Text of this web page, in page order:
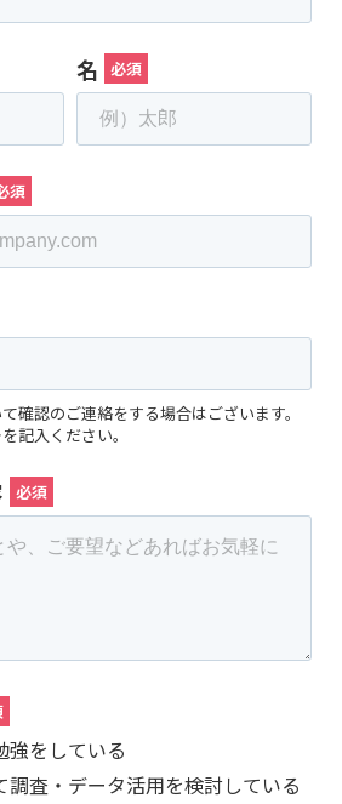
名
確認のご連絡をする場合はございます。
記入ください。
強をしている
調査・データ活用を検討している